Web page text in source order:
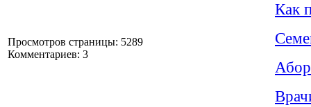
Просмотров страницы: 5289
Комментариев: 3
Как